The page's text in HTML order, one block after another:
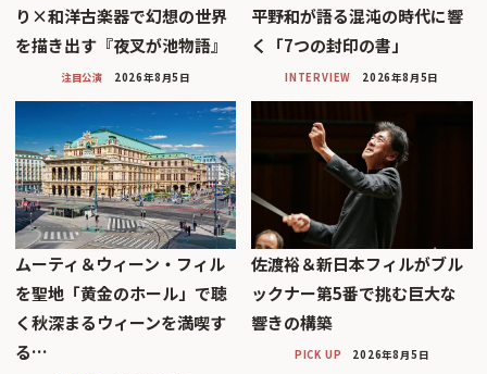
り×和洋古楽器で幻想の世界
を描き出す『夜叉が池物語』
注目公演 2026年8月5日
平野和が語る混沌の時代に響
く「7つの封印の書」
INTERVIEW 2026年8月5日
ムーティ＆ウィーン・フィル
を聖地「黄金のホール」で聴
く秋深まるウィーンを満喫す
る…
佐渡裕＆新日本フィルがブル
ックナー第5番で挑む巨大な
響きの構築
PICK UP 2026年8月5日